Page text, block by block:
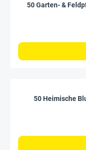
50 Garten- &
50 Heimische